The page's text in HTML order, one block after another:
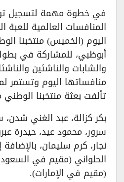
في خطوة مهمة لتسجيل
المنافسات العالمية للعبة
اليوم (الخميس) منتخبنا
أبوظبي، للمشاركة في
والشابات والناشئين
منافساتها اليوم وتستمر
تألفت بعثة منتخبنا
بكر كزالة، عبد الغني
سرور، محمود عيد، حيدرة
نجار، كرم سليمان، بالإضافة
الحلواني (مقيم في
(مقيم في الإمارات).